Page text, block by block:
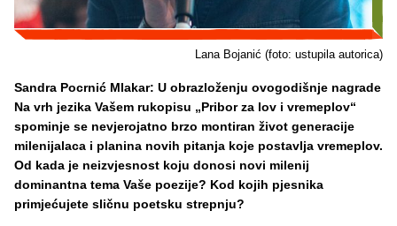
Lana Bojanić (foto: ustupila autorica)
Sandra Pocrnić Mlakar: U obrazloženju ovogodišnje nagrade
Na vrh jezika Vašem rukopisu „Pribor za lov i vremeplov“
spominje se nevjerojatno brzo montiran život generacije
milenijalaca i planina novih pitanja koje postavlja vremeplov.
Od kada je neizvjesnost koju donosi novi milenij
dominantna tema Vaše poezije? Kod kojih pjesnika
primjećujete sličnu poetsku strepnju?